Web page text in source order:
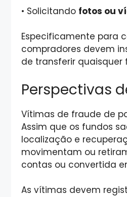
• Solicitando fotos ou
Especificamente para
compradores devem
de transferir quaisquer
Perspectivas
Vítimas de fraude de
Assim que os fundos
localização e
movimentam ou
contas ou convertida
As vítimas devem